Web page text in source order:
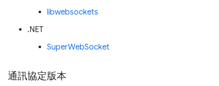
libwebsockets
.NET
SuperWebSocket
通訊協定版本